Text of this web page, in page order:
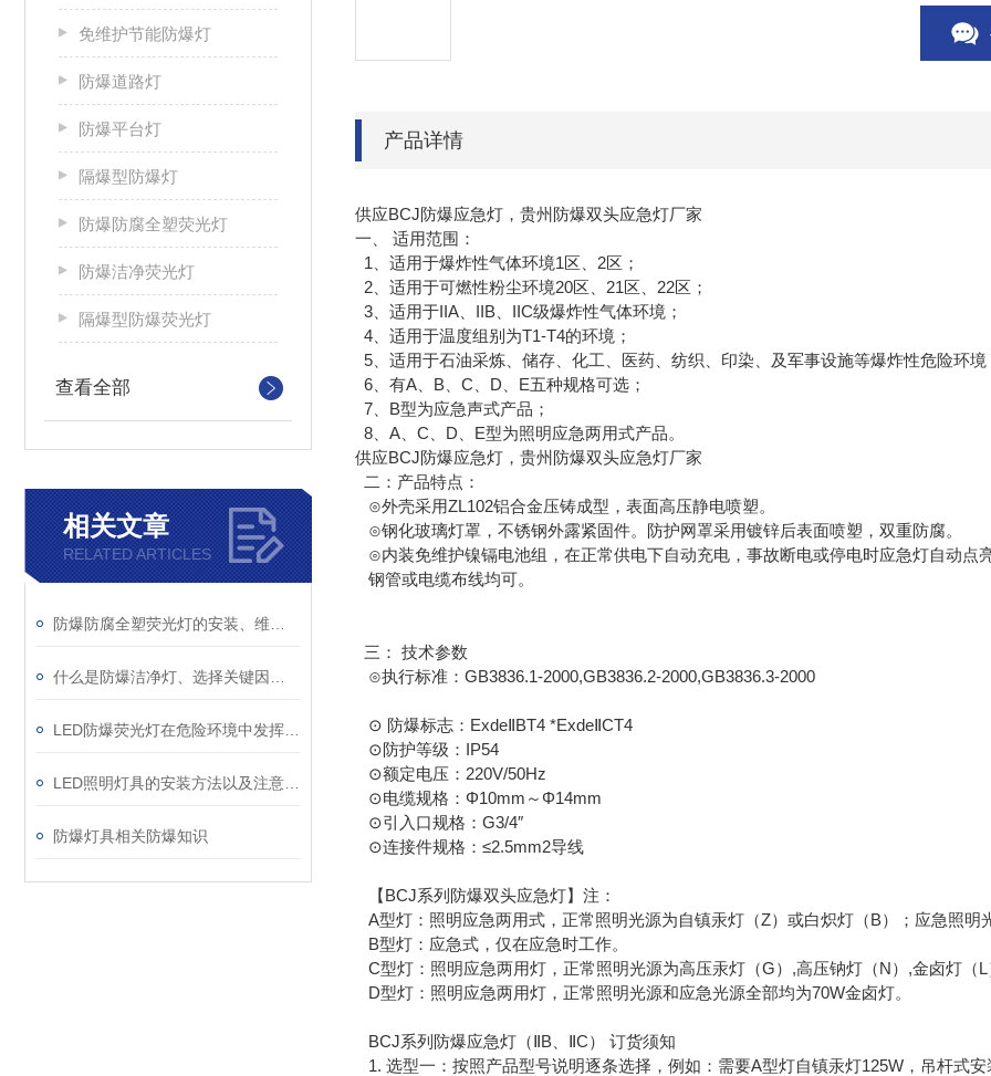
免维护节能防爆灯
防爆道路灯
防爆平台灯
隔爆型防爆灯
防爆防腐全塑荧光灯
防爆洁净荧光灯
隔爆型防爆荧光灯
查看全部
相关文章
RELATED ARTICLES
防爆灯具相关防爆知识
钢管或电
产品详情
供应BCJ防爆应急灯，贵州防爆双头应急灯厂家
一、 适用范围：
1、适用于爆炸性气体环境1区、2区；
2、适用于可燃性粉尘环境20区、21区、22区；
3、适用于IIA、IIB、IIC级爆炸性气体环境；
4、适用于温度组别为T1-T4的环境；
5、适用于石油采炼、储存、化工、医药、纺织、印染、及军事设施等爆炸性危险环境
6、有A、B、C、D、E五种规格可选；
7、B型为应急声式产品；
8、A、C、D、E型为照明应急两用式产品。
供应BCJ防爆应急灯，贵州防爆双头应急灯厂家
二：产品特点：
⊙外壳采用ZL102铝合金压铸成型，表面高压静电喷塑。
⊙钢化玻璃灯罩，不锈钢外露紧固件。防护网罩采用镀锌后表面喷塑，双重防腐。
⊙内装免维护镍镉电池组，在正常供电下自动充电，事故断电或停电时应急灯自动点
钢管或电缆布线均可。
三： 技术参数
⊙执行标准：GB3836.1-2000,GB3836.2-2000,GB3836.3-2000
⊙ 防爆标志：ExdeⅡBT4 *ExdeⅡCT4
⊙防护等级：IP54
⊙额定电压：220V/50Hz
⊙电缆规格：Φ10mm～Φ14mm
⊙引入口规格：G3/4″
⊙连接件规格：≤2.5mm2导线
【BCJ系列防爆双头应急灯】注：
A型灯：照明应急两用式，正常照明光源为自镇汞灯（Z）或白炽灯（B）；应急照明
B型灯：应急式，仅在应急时工作。
C型灯：照明应急两用灯，正常照明光源为高压汞灯（G）,高压钠灯（N）,金卤灯（
D型灯：照明应急两用灯，正常照明光源和应急光源全部均为70W金卤灯。
BCJ系列防爆应急灯（ⅡB、ⅡC） 订货须知
1. 选型一：按照产品型号说明逐条选择，例如：需要A型灯自镇汞灯125W，吊杆式